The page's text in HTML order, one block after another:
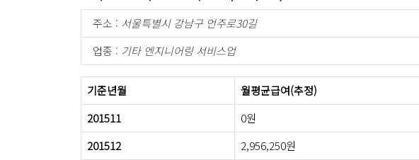
주소 : 서울특별시 강남구 언주로30길
업종 : 기타 엔지니어링 서비스업
기준년월 월평균급여(추정)
201511
0원
201512
2,956,250원